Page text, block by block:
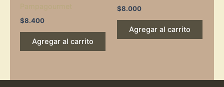
$8.400
Agregar al carrito
$8.000
Agregar al carrito